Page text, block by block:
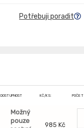
Potřebuji poradit
DOSTUPNOST KČ/KS: POČET
Možný
pouze
985 Kč